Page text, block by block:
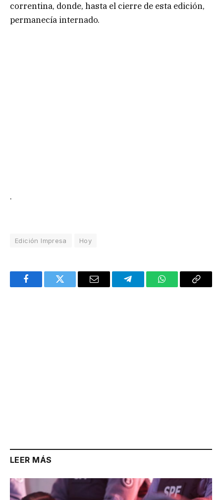
correntina, donde, hasta el cierre de esta edición,
permanecía internado.
.
Edición Impresa Hoy
FacebookTwitter Email TelegramWhatsAppCopy
LEER MÁS